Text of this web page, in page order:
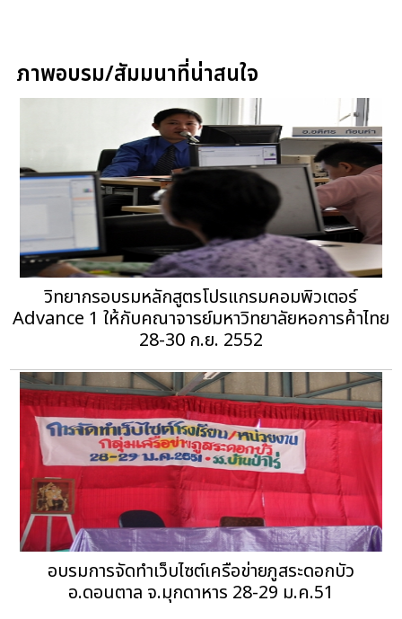
ภาพอบรม/สัมมนาที่น่าสนใจ
วิทยากรอบรมหลักสูตรโปรแกรมคอมพิวเตอร์
Advance 1 ให้กับคณาจารย์มหาวิทยาลัยหอการค้าไทย
28-30 ก.ย. 2552
อบรมการจัดทำเว็บไซต์เครือข่ายภูสระดอกบัว
อ.ดอนตาล จ.มุกดาหาร 28-29 ม.ค.51